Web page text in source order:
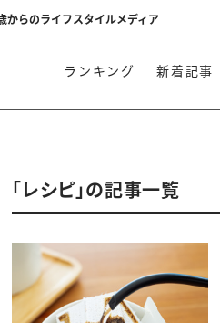
からのライフスタイルメディア
ランキング 新着記事
「レシピ」の記事一覧